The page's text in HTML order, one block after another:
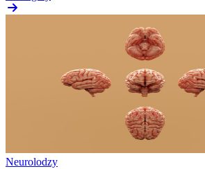
Neurolodzy